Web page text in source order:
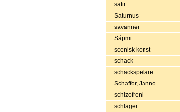
satir
Saturnus
savanner
Sápmi
scenisk konst
schack
schackspelare
Schaffer, Janne
schizofreni
schlager